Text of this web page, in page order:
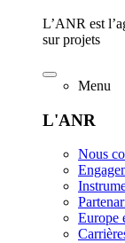
L’ANR est
sur projets
Menu
L'ANR
Nous
Europe